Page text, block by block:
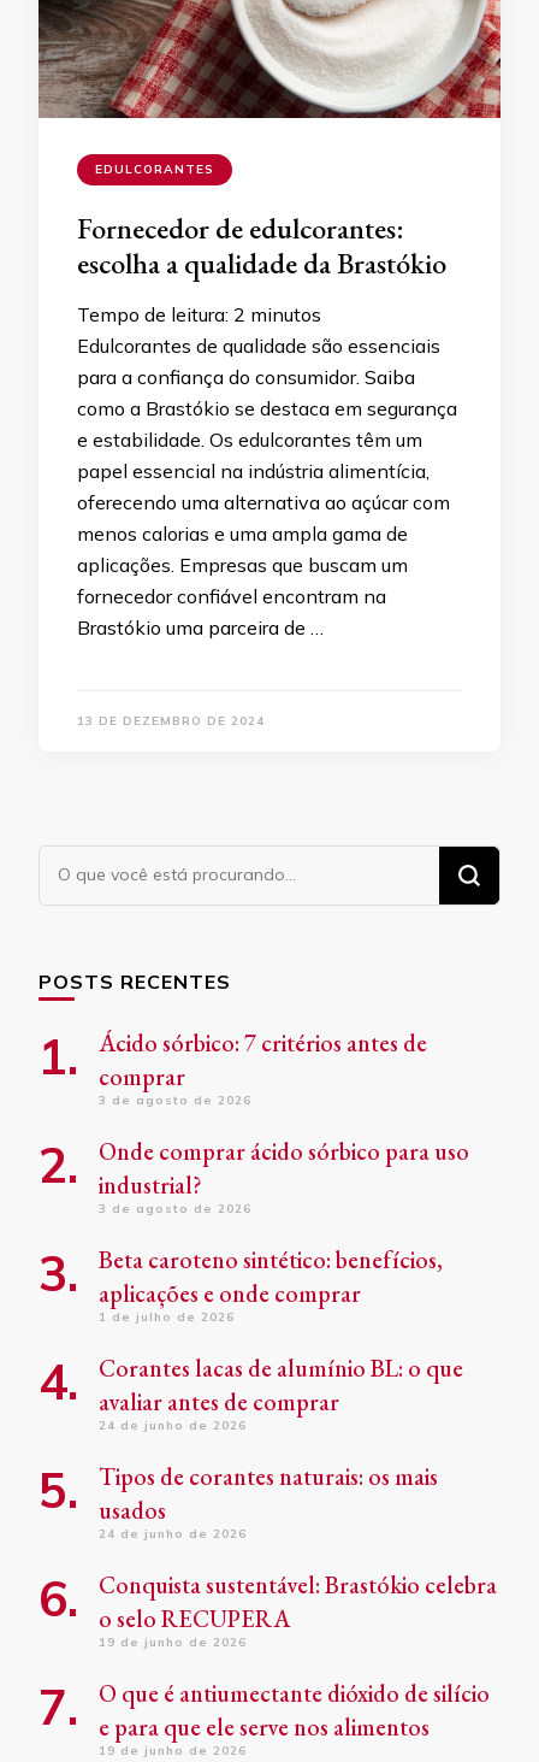
EDULCORANTES
Fornecedor de edulcorantes:
escolha a qualidade da Brastókio
Tempo de leitura: 2 minutos
Edulcorantes de qualidade são essenciais
para a confiança do consumidor. Saiba
como a Brastókio se destaca em segurança
e estabilidade. Os edulcorantes têm um
papel essencial na indústria alimentícia,
oferecendo uma alternativa ao açúcar com
menos calorias e uma ampla gama de
aplicações. Empresas que buscam um
fornecedor confiável encontram na
Brastókio uma parceira de …
13 DE DEZEMBRO DE 2024
Procurando
algo?
POSTS RECENTES
Ácido sórbico: 7 critérios antes de
comprar
3 de agosto de 2026
Onde comprar ácido sórbico para uso
industrial?
3 de agosto de 2026
Beta caroteno sintético: benefícios,
aplicações e onde comprar
1 de julho de 2026
Corantes lacas de alumínio BL: o que
avaliar antes de comprar
24 de junho de 2026
Tipos de corantes naturais: os mais
usados
24 de junho de 2026
Conquista sustentável: Brastókio celebra
o selo RECUPERA
19 de junho de 2026
O que é antiumectante dióxido de silício
e para que ele serve nos alimentos
19 de junho de 2026